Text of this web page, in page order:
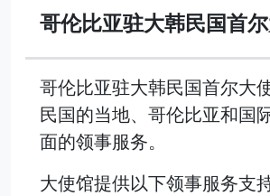
哥伦比亚驻大韩民国首
哥伦比亚驻大韩民国首尔大
民国的当地、哥伦比亚和国
面的领事服务。
大使馆提供以下领事服务支